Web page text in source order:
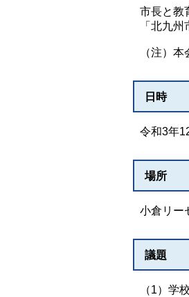
市長と教
「北九
（注）
日時
令和3年
場所
小倉リ
議題
（1）学